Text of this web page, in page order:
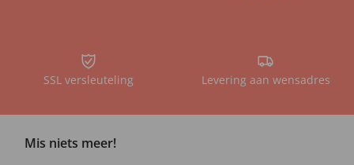
SSL versleuteling Levering aan wensadres
Mis niets meer!